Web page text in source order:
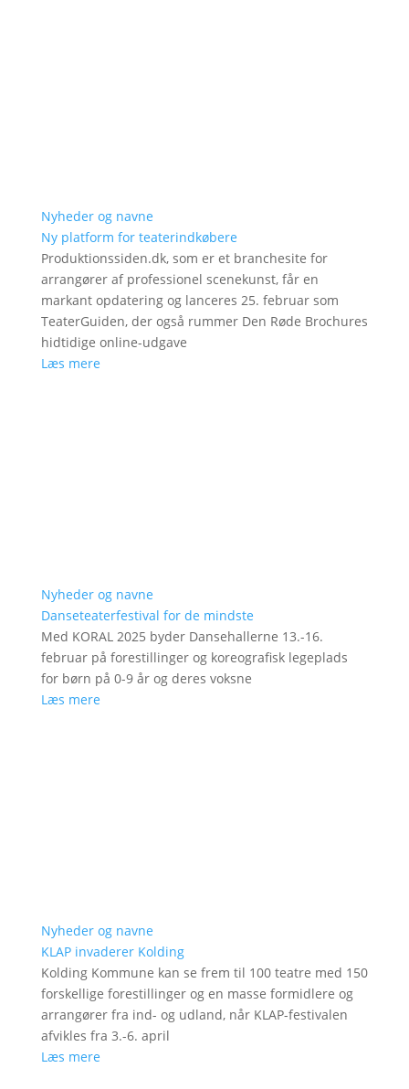
Nyheder og navne
Ny platform for teaterindkøbere
Produktionssiden.dk, som er et branchesite for
arrangører af professionel scenekunst, får en
markant opdatering og lanceres 25. februar som
TeaterGuiden, der også rummer Den Røde Brochures
hidtidige online-udgave
Læs mere
Nyheder og navne
Danseteaterfestival for de mindste
Med KORAL 2025 byder Dansehallerne 13.-16.
februar på forestillinger og koreografisk legeplads
for børn på 0-9 år og deres voksne
Læs mere
Nyheder og navne
KLAP invaderer Kolding
Kolding Kommune kan se frem til 100 teatre med 150
forskellige forestillinger og en masse formidlere og
arrangører fra ind- og udland, når KLAP-festivalen
afvikles fra 3.-6. april
Læs mere